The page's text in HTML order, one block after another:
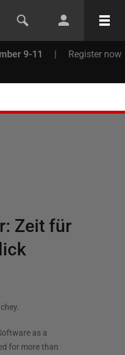
9-11 | Register now
Zeit für
.
as a
for more than